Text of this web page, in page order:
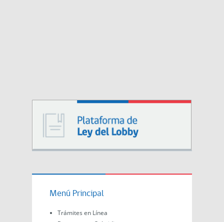
Menú Principal
Trámites en Línea